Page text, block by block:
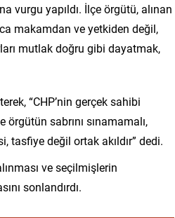
vurgu yapıldı. İlçe örgütü, alınan
makamdan ve yetkiden değil,
mutlak doğru gibi dayatmak,
“CHP’nin gerçek sahibi
sabrını sınamamalı,
tasfiye değil ortak akıldır” dedi.
ve seçilmişlerin
sonlandırdı.